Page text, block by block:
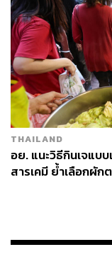
ส่วนเมนูของหวานก็
ทั้งคาวหวาน ไม่ว่า
ถั่วลิสง ขนมถ้วยฟูเ
ปิ้ง หมี่หวาน ขนมตุ้
บิ่น ขนมถ้วย ขนมคร
หรือกะทิเป็นหลัก จ
ความคิดที่ดี
เทศกาลกินเจศาล
ตุลาคม 2563 ไปจน
THAILAND
อย. แนะวิธีกินเจแบ
สารเคมี ย้ำเลือกผั